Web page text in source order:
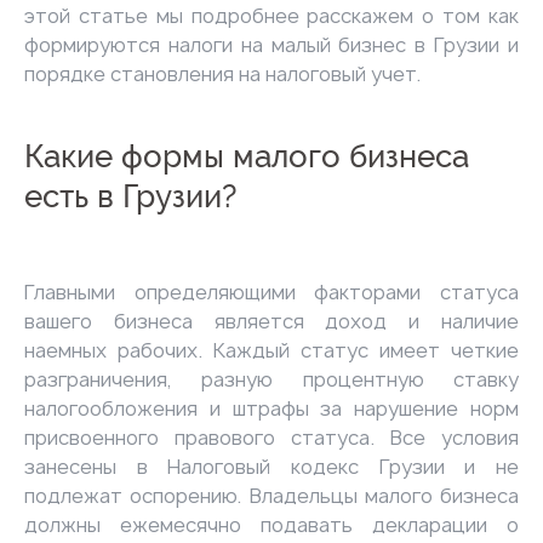
этой статье мы подробнее расскажем о том как
формируются налоги на малый бизнес в Грузии и
порядке становления на налоговый учет.
Какие формы малого бизнеса
есть в Грузии?
Главными определяющими факторами статуса
вашего бизнеса является доход и наличие
наемных рабочих. Каждый статус имеет четкие
разграничения, разную процентную ставку
налогообложения и штрафы за нарушение норм
присвоенного правового статуса. Все условия
занесены в Налоговый кодекс Грузии и не
подлежат оспорению. Владельцы малого бизнеса
должны ежемесячно подавать декларации о